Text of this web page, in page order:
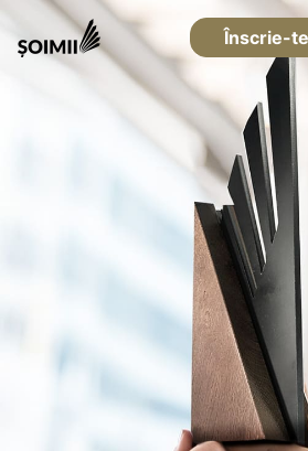
Înscrie-te